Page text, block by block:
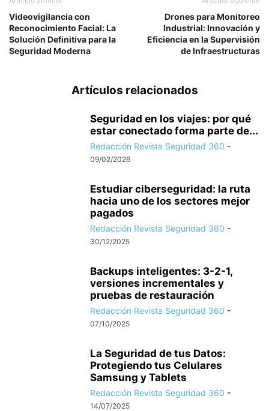
Videovigilancia con
Reconocimiento Facial: La
Solución Definitiva para la
Seguridad Moderna
Drones para Monitoreo
Industrial: Innovación y
Eficiencia en la Supervisión
de Infraestructuras
Artículos relacionados
Seguridad en los viajes: por qué
estar conectado forma parte de...
Redacción Revista Seguridad 360 -
09/02/2026
Estudiar ciberseguridad: la ruta
hacia uno de los sectores mejor
pagados
Redacción Revista Seguridad 360 -
30/12/2025
Backups inteligentes: 3-2-1,
versiones incrementales y
pruebas de restauración
Redacción Revista Seguridad 360 -
07/10/2025
La Seguridad de tus Datos:
Protegiendo tus Celulares
Samsung y Tablets
Redacción Revista Seguridad 360 -
14/07/2025